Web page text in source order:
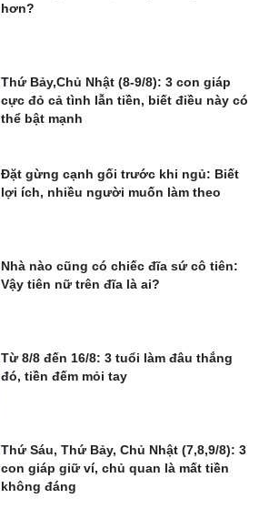
hơn?
Thứ Bảy,Chủ Nhật (8-9/8): 3 con giáp
cực đỏ cả tình lẫn tiền, biết điều này có
thể bật mạnh
Đặt gừng cạnh gối trước khi ngủ: Biết
lợi ích, nhiều người muốn làm theo
Nhà nào cũng có chiếc đĩa sứ cô tiên:
Vậy tiên nữ trên đĩa là ai?
Từ 8/8 đến 16/8: 3 tuổi làm đâu thắng
đó, tiền đếm mỏi tay
Thứ Sáu, Thứ Bảy, Chủ Nhật (7,8,9/8): 3
con giáp giữ ví, chủ quan là mất tiền
không đáng